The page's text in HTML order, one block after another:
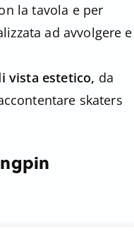
la tavola e per
ad avvolgere e
vista estetico, da
skaters